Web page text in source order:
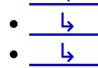
↳
↳